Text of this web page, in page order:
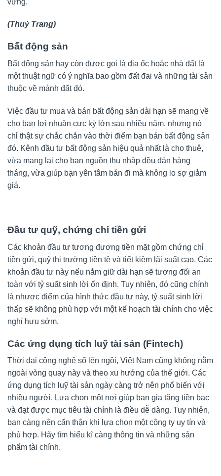
(Thuý Trang)
Bất động sản
Bất động sản hay còn được gọi là địa ốc hoặc nhà đất là
một thuật ngữ có ý nghĩa bao gồm đất đai và những tài sản
thuộc về mảnh đất đó.
Việc đầu tư mua và bán bất động sản dài hạn sẽ mang về
cho bạn lợi nhuận cực kỳ lớn sau nhiều năm, nhưng nó
chỉ thật sự chắc chắn vào thời điểm bạn bán bất động sản
đó. Kênh đầu tư bất động sản hiệu quả nhất là cho thuê,
vừa mang lại cho bạn nguồn thu nhập đều đặn hàng
tháng, vừa giúp bạn yên tâm bán đi mà không lo sợ giảm
giá.
Đầu tư quỹ, chứng chỉ tiền gửi
Các khoản đầu tư tương đương tiền mặt gồm chứng chỉ
tiền gửi, quỹ thị trường tiền tệ và tiết kiệm lãi suất cao. Các
khoản đầu tư này nếu nắm giữ dài hạn sẽ tương đối an
toàn với tỷ suất sinh lời ổn định. Tuy nhiên, đó cũng chính
là nhược điểm của hình thức đầu tư này, tỷ suất sinh lời
thấp sẽ không phù hợp với một kế hoạch tài chính cho việc
nghỉ hưu sớm.
Các ứng dụng tích luỹ tài sản (Fintech)
Thời đại công nghệ số lên ngôi, Việt Nam cũng không nằm
ngoài vòng quay này và theo xu hướng của thế giới. Các
ứng dụng tích luỹ tài sản ngày càng trở nên phổ biến với
nhiều người. Lựa chọn một nơi giúp bạn gia tăng tiền bạc
và đạt được mục tiêu tài chính là điều dễ dàng. Tuy nhiên,
bạn càng nên cẩn thận khi lựa chọn một công ty uy tín và
phù hợp. Hãy tìm hiểu kĩ càng thông tin và những sản
phẩm tài chính.